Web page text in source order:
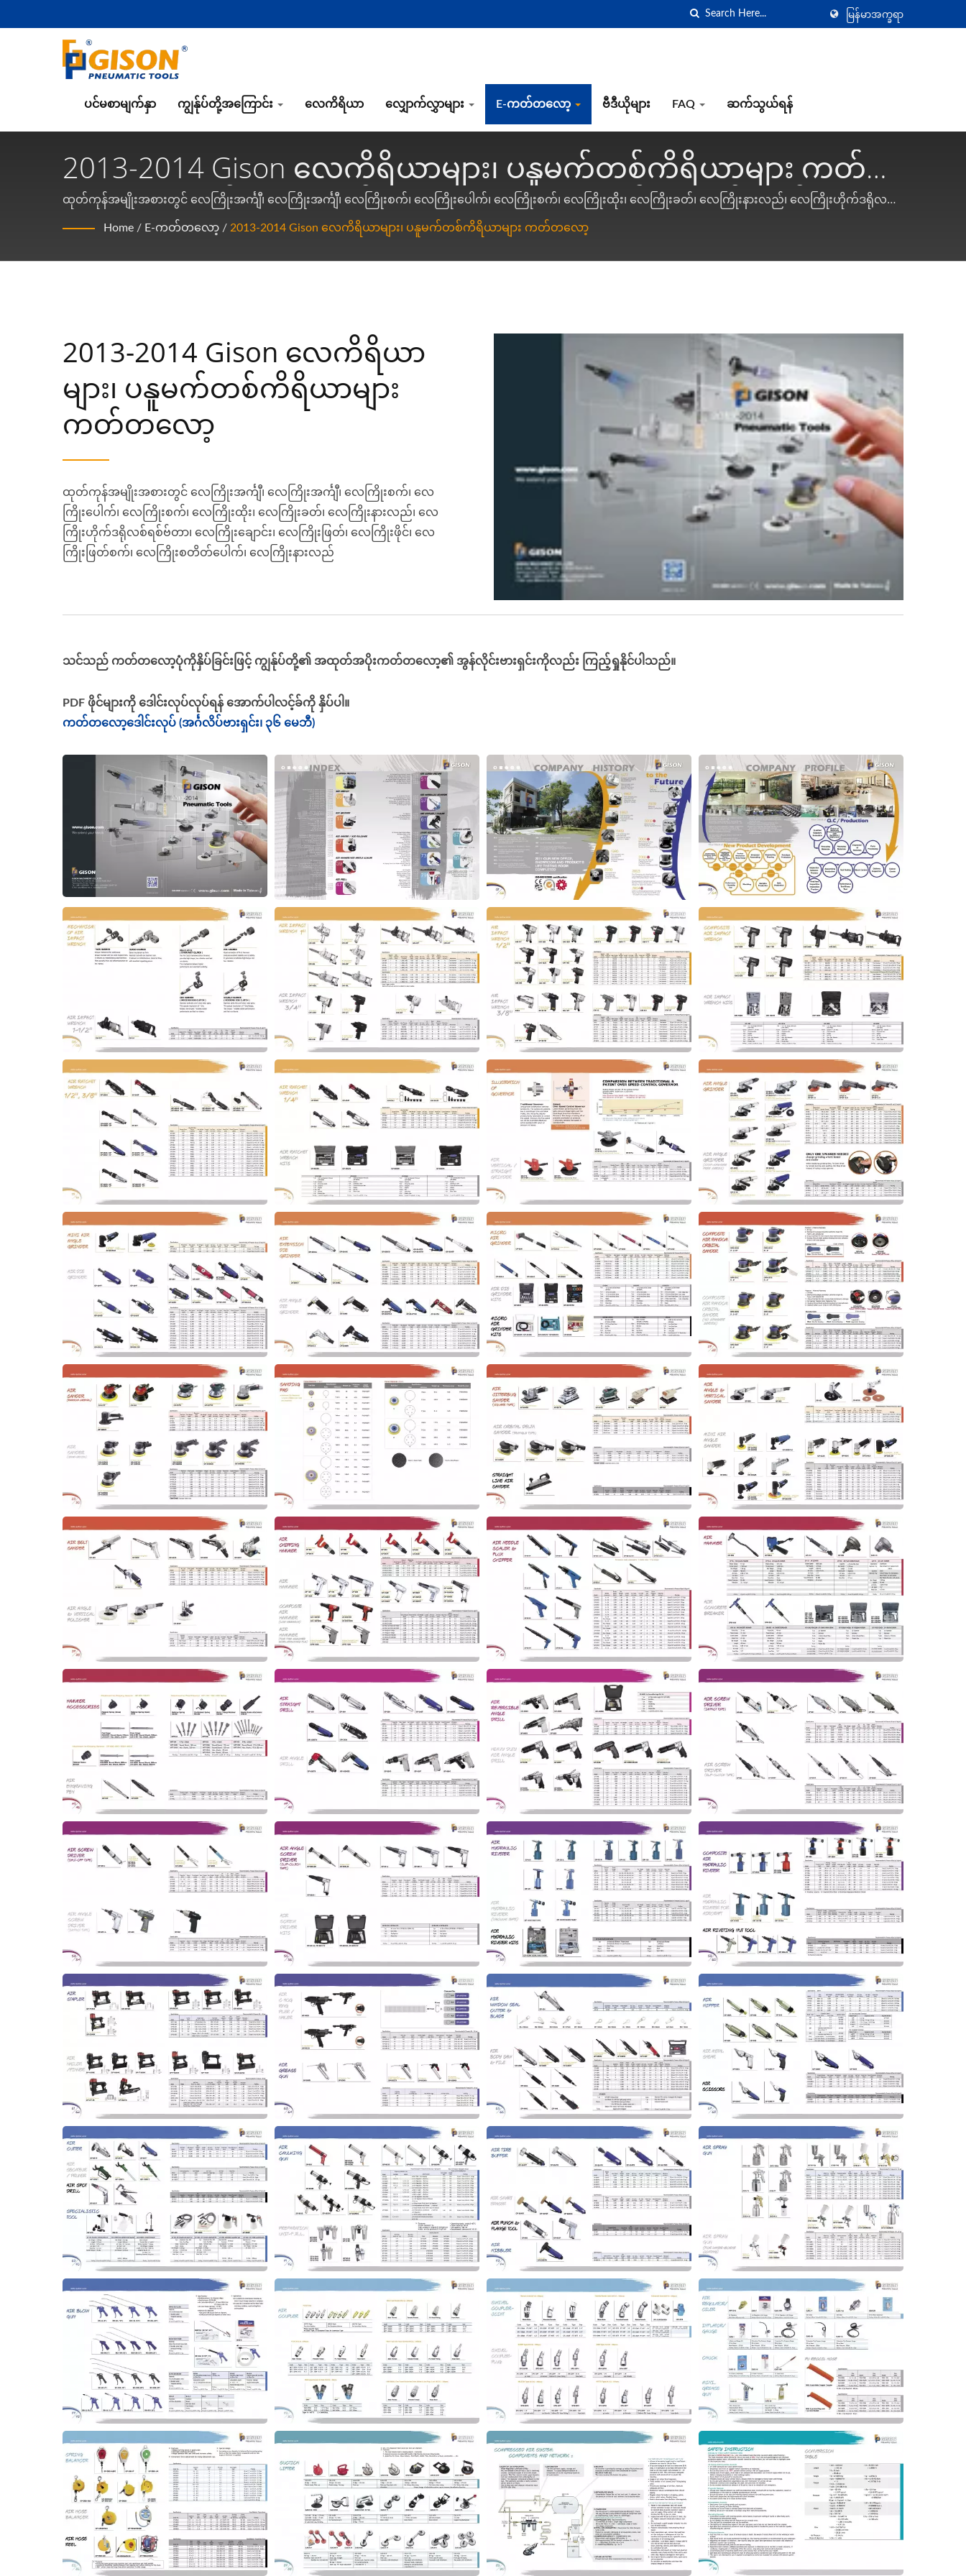
မြန်မာအက္ခရာ
ပင်မစာမျက်နှာ ကျွန်ုပ်တို့အကြောင်း လေကိရိယာ လျှောက်လွှာများ E-ကတ်တလော့ ဗီဒီယိုများ FAQ ဆက်သွယ်ရန်
2013-2014 Gison လေကိရိယာများ၊ ပနူမက်တစ်ကိရိယာများ ကတ်တ
လော့ | အရည်အသွေးမြင့် လေထုကိရိယာများနှင့် ပနုမက်လက်
ကိရိယာ ထုတ်လုပ်သူ | Gison
ထုတ်ကုန်အမျိုးအစားတွင် လေကြိုးအင်္ကျီ၊ လေကြိုးအင်္ကျီ၊ လေကြိုးစက်၊ လေကြိုးပေါက်၊ လေကြိုးစက်၊ လေကြိုးထိုး၊ လေကြိုးခတ်၊ လေကြိုးနားလည်၊ လေကြိုးဟိုက်ဒရိုလစ်ရ
စ်ဗ်တာ၊ လေကြိုးချောင်း၊ လေကြိုးဖြတ်၊ လေကြိုးဖိုင်၊ လေကြိုးဖြတ်စက်၊ လေကြိုးစတိတ်ပေါက်၊ လေကြိုးနားလည်
Home / E-ကတ်တလော့ / 2013-2014 Gison လေကိရိယာများ၊ ပနူမက်တစ်ကိရိယာများ ကတ်တလော့
2013-2014 Gison လေကိရိယာ
များ၊ ပနူမက်တစ်ကိရိယာများ
ကတ်တလော့
ထုတ်ကုန်အမျိုးအစားတွင် လေကြိုးအင်္ကျီ၊ လေကြိုးအင်္ကျီ၊ လေကြိုးစက်၊ လေ
ကြိုးပေါက်၊ လေကြိုးစက်၊ လေကြိုးထိုး၊ လေကြိုးခတ်၊ လေကြိုးနားလည်၊ လေ
ကြိုးဟိုက်ဒရိုလစ်ရစ်ဗ်တာ၊ လေကြိုးချောင်း၊ လေကြိုးဖြတ်၊ လေကြိုးဖိုင်၊ လေ
ကြိုးဖြတ်စက်၊ လေကြိုးစတိတ်ပေါက်၊ လေကြိုးနားလည်
သင်သည် ကတ်တလော့ပုံကိုနှိပ်ခြင်းဖြင့် ကျွန်ုပ်တို့၏ အထုတ်အပိုးကတ်တလော့၏ အွန်လိုင်းဗားရှင်းကိုလည်း ကြည့်ရှုနိုင်ပါသည်။
PDF ဖိုင်များကို ဒေါင်းလုပ်လုပ်ရန် အောက်ပါလင့်ခ်ကို နှိပ်ပါ။
ကတ်တလော့ဒေါင်းလုပ် (အင်္ဂလိပ်ဗားရှင်း၊ ၃၆ မေဘီ)